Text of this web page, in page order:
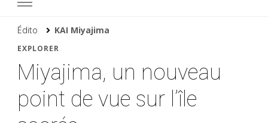
Édito KAI Miyajima
EXPLORER
Miyajima, un nouveau
point de vue sur l’île